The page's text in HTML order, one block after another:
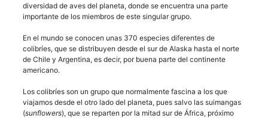
diversidad de aves del planeta, donde se encuentra una parte
importante de los miembros de este singular grupo.
En el mundo se conocen unas 370 especies diferentes de
colibríes, que se distribuyen desde el sur de Alaska hasta el norte
de Chile y Argentina, es decir, por buena parte del continente
americano.
Los colibríes son un grupo que normalmente fascina a los que
viajamos desde el otro lado del planeta, pues salvo las suimangas
(sunflowers), que se reparten por la mitad sur de África, próximo